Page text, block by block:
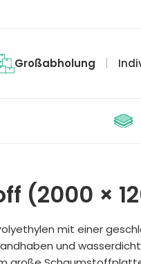
Großabholung
(2000 ×
mit einer
und